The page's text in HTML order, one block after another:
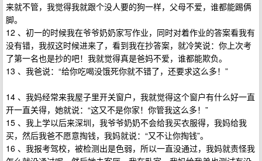
来就不管，我觉得我就跟个没人要的狗一样，父母不爱，谁都能踢俩
脚。
12 、初一的时候我在爷爷奶奶家写作业，同时对着作业的答案看我有
没有错，我叔这时候进来了，看到我在抄答案，就冷笑说：你上次考
了第一名也是抄的吧！我就觉得真是爸妈不爱，谁都能欺负。
13 、我爸说：“给你吃喝没饿死你就不错了，还要求这么多！”
14 、我妈经常来我屋子里开关窗户，我就觉得这个窗户有什么好一直
开一直关得，她就说：“这又不是你家！你管我这么多！”
15 、我上学以后来深圳，我爷爷奶奶不会给我买衣服得，我妈给我
买，然后我爸不愿意掏钱，我妈就说：“又不让你掏钱”。
16 、我报考驾校，被检测出是色弱，所以一直没通过，我妈就责怪我